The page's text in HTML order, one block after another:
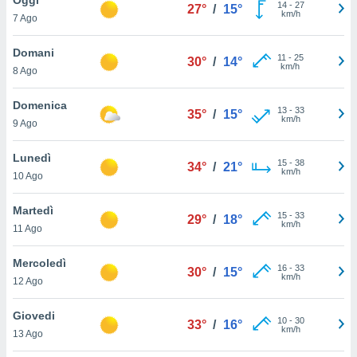
è
al sito
di
ci
di
il
un
la
nella
7 Ago
27° / 15° 14- 27
km/h
Domani
8 Ago
30° / 14° 11 - 25
km/h
Domenica
9 Ago
35° / 15° 13- 33
km/h
Lunedì
10 Ago
34° / 21° 15- 38
km/h
Martedì
11 Ago
29° / 18° 15- 33
km/h
Mercoledì
12 Ago
30° / 15° 16- 33
km/h
Giovedi
13 Ago
33° / 16° 10- 30
km/h